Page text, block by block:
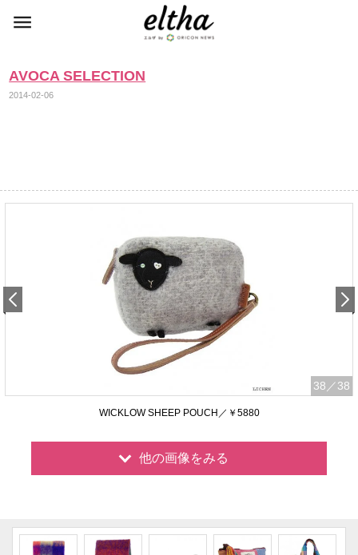
AVOCA SELECTION
2014-02-06
38 ／38
WICKLOW SHEEP POUCH／￥5880
他の画像をみる